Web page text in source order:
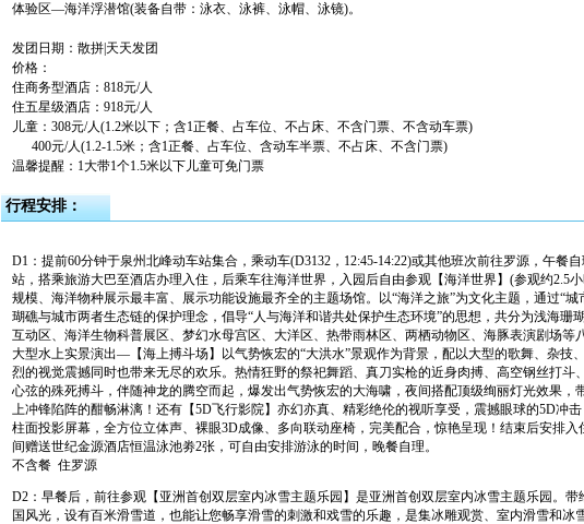
体验区—海洋浮潜馆(装备自带：泳衣、泳裤、泳帽、泳镜)。
发团日期：散拼|天天发团
价格：
住商务型酒店：818元/人
住五星级酒店：918元/人
儿童：308元/人(1.2米以下；含1正餐、占车位、不占床、不含门票、不含动车票)
400元/人(1.2-1.5米；含1正餐、占车位、含动车半票、不占床、不含门票)
温馨提醒：1大带1个1.5米以下儿童可免门票
行程安排：
D1：提前60分钟于泉州北峰动车站集合，乘动车(D3132，12:45-14:22)或其他班次前往罗源，午餐
站，搭乘旅游大巴至酒店办理入住，后乘车往海洋世界，入园后自由参观【海洋世界】(参观约2.5
规模、海洋物种展示最丰富、展示功能设施最齐全的主题场馆。以“海洋之旅”为文化主题，通过“
瑚礁与城市两者生态链的保护理念，倡导“人与海洋和谐共处保护生态环境”的思想，共分为浅海珊
互动区、海洋生物科普展区、梦幻水母宫区、大洋区、热带雨林区、两栖动物区、海豚表演剧场等
大型水上实景演出—【海上搏斗场】以气势恢宏的“大洪水”景观作为背景，配以大型的歌舞、杂技
烈的视觉震撼同时也带来无尽的欢乐。热情狂野的祭祀舞蹈、真刀实枪的近身肉搏、高空钢丝打斗
心弦的殊死搏斗，伴随神龙的腾空而起，爆发出气势恢宏的大海啸，夜间搭配顶级绚丽灯光效果，
上冲锋陷阵的酣畅淋漓！还有【5D飞行影院】亦幻亦真、精彩绝伦的视听享受，震撼眼球的5D冲击
柱面投影屏幕，全方位立体声、裸眼3D成像、多向联动座椅，完美配合，惊艳呈现！结束后安排入
间赠送世纪金源酒店恒温泳池劵2张，可自由安排游泳的时间，晚餐自理。
不含餐 住罗源
D2：早餐后，前往参观【亚洲首创双层室内冰雪主题乐园】是亚洲首创双层室内冰雪主题乐园。带
国风光，设有百米滑雪道，也能让您畅享滑雪的刺激和戏雪的乐趣，是集冰雕观赏、室内滑雪和冰